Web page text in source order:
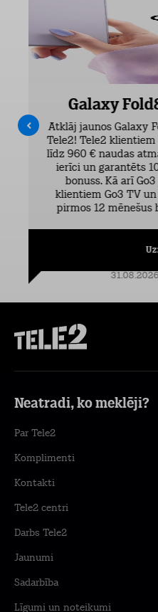
Galaxy
Atklāj jaunos Galaxy
Tele2! Tele2
līdz 960 € naudas
ierīci un garantēts
bonuss. Kā arī
klientiem Go3 TV
pirmos 12 mēnešus
Neatradi, ko meklēji?
Par Tele2
Komplimenti
Kontakti
Tele2 centri
Darbs Tele2
Jaunumi
Sadarbība
Līgumi un noteikumi